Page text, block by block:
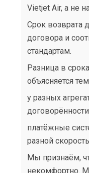
Vietjet Air, а не
Срок возврата
договора и
стандартам.
Разница в
объясняется
у разных
платёжные
разной
Мы признаём,
некомфортно.